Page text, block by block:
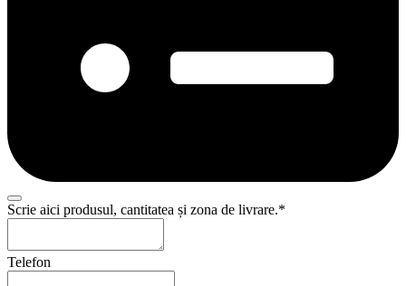
Scrie aici produsul, cantitatea și zona de livrare.*
Telefon